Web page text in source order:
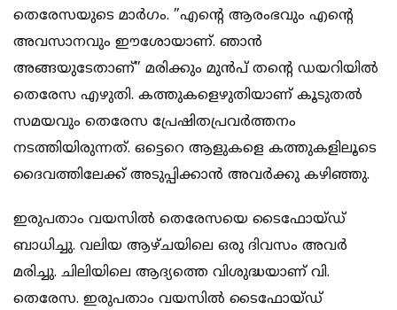
തെരേസയുടെ മാർഗം. ”എന്റെ ആരംഭവും എന്റെ
അവസാനവും ഈശോയാണ്. ഞാൻ
അങ്ങയുടേതാണ്” മരിക്കും മുൻപ് തന്റെ ഡയറിയിൽ
തെരേസ എഴുതി. കത്തുകളെഴുതിയാണ് കൂടുതൽ
സമയവും തെരേസ പ്രേഷിതപ്രവർത്തനം
നടത്തിയിരുന്നത്. ഒട്ടെറെ ആളുകളെ കത്തുകളിലൂടെ
ദൈവത്തിലേക്ക് അടുപ്പിക്കാൻ അവർക്കു കഴിഞ്ഞു.
ഇരുപതാം വയസിൽ തെരേസയെ ടൈഫോയ്ഡ്
ബാധിച്ചു. വലിയ ആഴ്ചയിലെ ഒരു ദിവസം അവർ
മരിച്ചു. ചിലിയിലെ ആദ്യത്തെ വിശുദ്ധയാണ് വി.
തെരേസ. ഇരുപതാം വയസിൽ ടൈഫോയ്ഡ്